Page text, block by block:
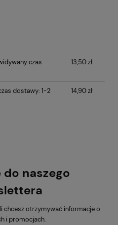
czas
13,50 zł
dostawy: 1-2
14,90 zł
do naszego
chcesz otrzymywać informacje o
i promocjach.